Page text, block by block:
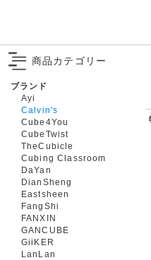
商品カテゴリー
ブランド
Ayi
Calvin's
Cube4You
CubeTwist
TheCubicle
Cubing Classroom
DaYan
DianSheng
Eastsheen
FangShi
FANXIN
GANCUBE
GiiKER
LanLan